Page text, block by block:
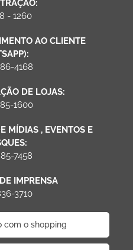
- 1260
AO CLIENTE
4168
DE LOJAS:
1600
MÍDIAS , EVENTOS E
7458
IMPRENSA
3710
com o shopping